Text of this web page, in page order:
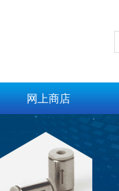
网上商店